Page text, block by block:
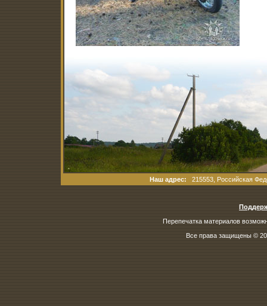
Наш адрес: 215553, Российская
Перепечатка материалов
Все права защищены ©